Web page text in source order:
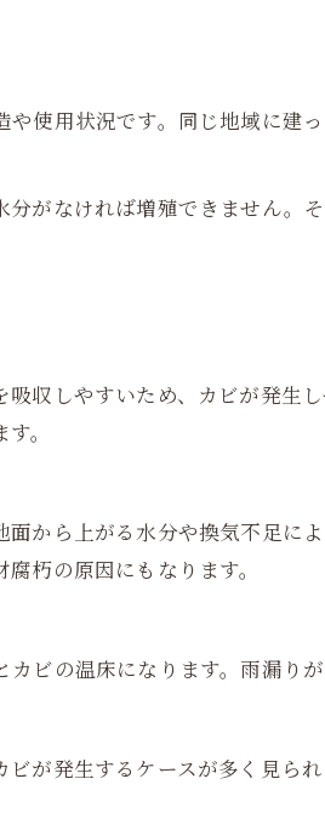
使用状況です。同じ地域に建
がなければ増殖できません。
収しやすいため、カビが発生
。
から上がる水分や換気不足に
朽の原因にもなります。
ビの温床になります。雨漏り
が発生するケースが多く見ら